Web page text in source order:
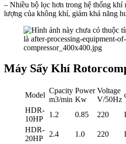
– Nhiều bộ lọc hơn trong hệ thống khí
lượng của không khí, giảm khả năng
Máy Sấy Khí
Model
Cpacity
m3/min
Power
Kw
Voltage
V/50Hz
HDR-
10HP
1.2 0.85 220
HDR-
20HP
2.4 1.0 220